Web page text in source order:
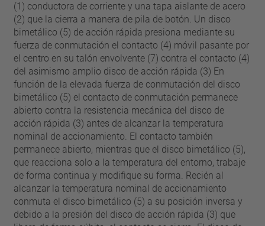
(1) conductora de corriente y una tapa aislante de acero
(2) que la cierra a manera de pila de botón. Un disco
bimetálico (5) de acción rápida presiona mediante su
fuerza de conmutación el contacto (4) móvil pasante por
el centro en su talón envolvente (7) contra el contacto (4)
del asimismo amplio disco de acción rápida (3) En
función de la elevada fuerza de conmutación del disco
bimetálico (5) el contacto de conmutación permanece
abierto contra la resistencia mecánica del disco de
acción rápida (3) antes de alcanzar la temperatura
nominal de accionamiento. El contacto también
permanece abierto, mientras que el disco bimetálico (5),
que reacciona solo a la temperatura del entorno, trabaje
de forma continua y modifique su forma. Recién al
alcanzar la temperatura nominal de accionamiento
conmuta el disco bimetálico (5) a su posición inversa y
debido a la presión del disco de acción rápida (3) que